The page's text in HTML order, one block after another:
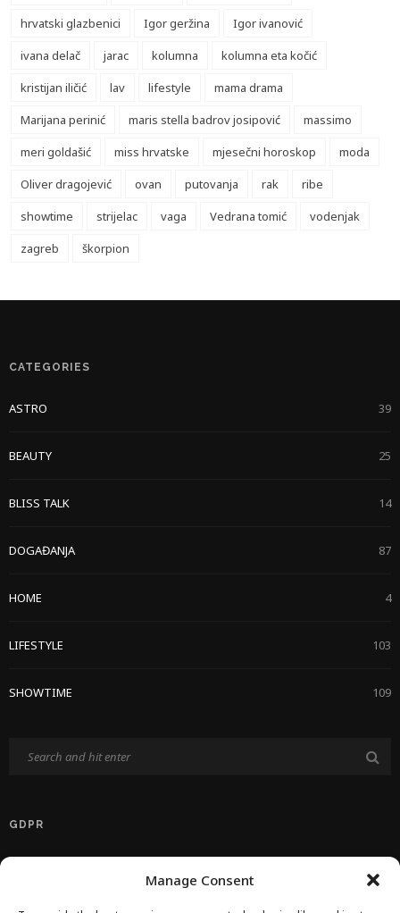
Manage Consent
hrvatski glazbenici
Igor geržina
Igor ivanović
ivana delač
jarac kolumna
kolumna eta kočić
kristijan iličić
lav lifestyle
mama drama
Marijana perinić
maris stella badrov josipović
massimo
meri goldašić
miss hrvatske mjesečni horoskop
moda
Oliver dragojević
ovan putovanja rak
ribe
showtime
strijelac vaga Vedrana tomić
vodenjak
zagreb
škorpion
CATEGORIES
ASTRO 39
BEAUTY 25
BLISS TALK 14
DOGAĐANJA 87
HOME 4
LIFESTYLE 103
SHOWTIME 109
GDPR